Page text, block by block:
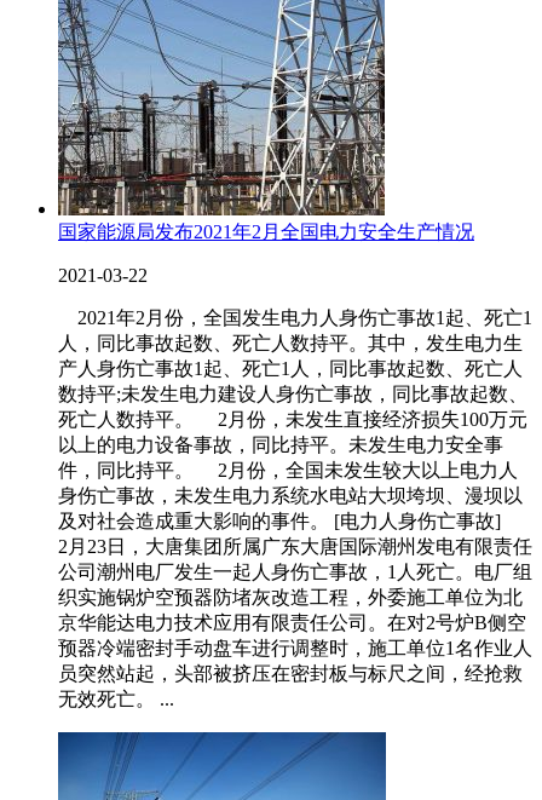
国家能源局发布2021年2月全国电力安全生产情况
2021-03-22
2021年2月份，全国发生电力人身伤亡事故1起、死亡1
人，同比事故起数、死亡人数持平。其中，发生电力生
产人身伤亡事故1起、死亡1人，同比事故起数、死亡人
数持平;未发生电力建设人身伤亡事故，同比事故起数、
死亡人数持平。 2月份，未发生直接经济损失100万元
以上的电力设备事故，同比持平。未发生电力安全事
件，同比持平。 2月份，全国未发生较大以上电力人
身伤亡事故，未发生电力系统水电站大坝垮坝、漫坝以
及对社会造成重大影响的事件。 [电力人身伤亡事故]
2月23日，大唐集团所属广东大唐国际潮州发电有限责任
公司潮州电厂发生一起人身伤亡事故，1人死亡。电厂组
织实施锅炉空预器防堵灰改造工程，外委施工单位为北
京华能达电力技术应用有限责任公司。在对2号炉B侧空
预器冷端密封手动盘车进行调整时，施工单位1名作业人
员突然站起，头部被挤压在密封板与标尺之间，经抢救
无效死亡。 ...